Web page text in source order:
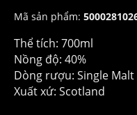
Mã sản phẩm:
Thể tích: 700ml
Nồng độ: 40%
Dòng rượu: Single Malt
Xuất xứ: Scotland